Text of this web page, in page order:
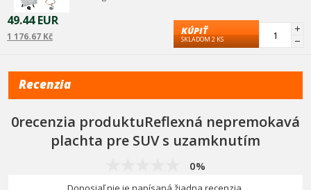
49.44 EUR
1 176.67 Kč KÚPIŤ
SKLADOM 2 KS
Recenzia
0recenzia produktuReflexná nepremokavá
plachta pre SUV s uzamknutím
0%